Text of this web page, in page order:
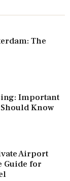
The
Important
Know
Airport
Guide for